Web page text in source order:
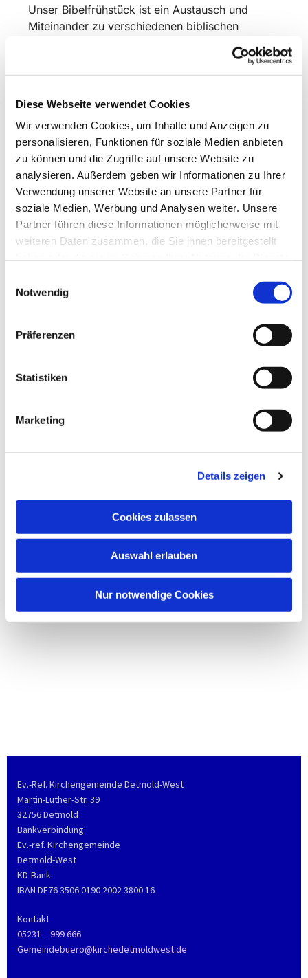
Diese Webseite verwendet Cookies
Wir verwenden Cookies, um Inhalte und Anzeigen zu
personalisieren, Funktionen für soziale Medien anbieten
zu können und die Zugriffe auf unsere Website zu
analysieren. Außerdem geben wir Informationen zu Ihrer
Verwendung unserer Website an unsere Partner für
soziale Medien, Werbung und Analysen weiter. Unsere
Partner führen diese Informationen möglicherweise mit
weiteren Daten zusammen, die Sie ihnen bereitgestellt
Notwendig
Präferenzen
Statistiken
Marketing
Details zeigen
Cookies zulassen
Auswahl erlauben
Nur notwendige Cookies
Unser Bibelfrühstück ist ein Austausch und
Miteinander zu verschiedenen biblischen
Ev.-Ref. Kirchengemeinde Detmold-West
Martin-Luther-Str. 39
32756 Detmold
Bankverbindung
Ev.-ref. Kirchengemeinde
Detmold-West
KD-Bank
IBAN DE76 3506 0190 2002 3800 16
Kontakt
05231 – 999 666
Gemeindebuero@kirchedetmoldwest.de